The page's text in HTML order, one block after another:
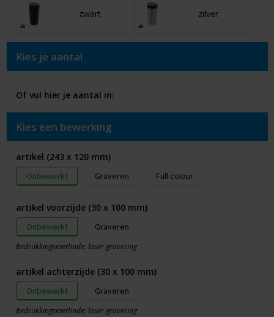
zwart zilver
Kies je aantal
Of vul hier je aantal in:
Kies een bewerking
artikel (243 x 120 mm)
Onbewerkt Graveren Full colour
artikel voorzijde (30 x 100 mm)
Onbewerkt Graveren
Bedrukkingsmethode: laser gravering
artikel achterzijde (30 x 100 mm)
Onbewerkt Graveren
Bedrukkingsmethode: laser gravering